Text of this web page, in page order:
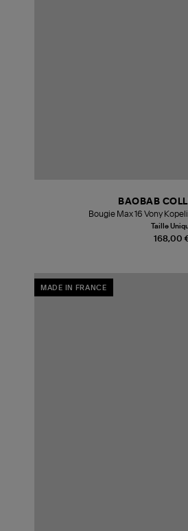
168,00
BAOBAB
Bougie Max 16 Vony
Taille
MADE IN FRANCE